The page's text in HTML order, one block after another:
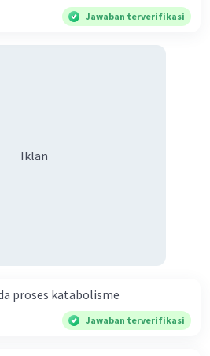
Jawaban terverifikasi
Iklan
proses katabolisme
Jawaban terverifikasi